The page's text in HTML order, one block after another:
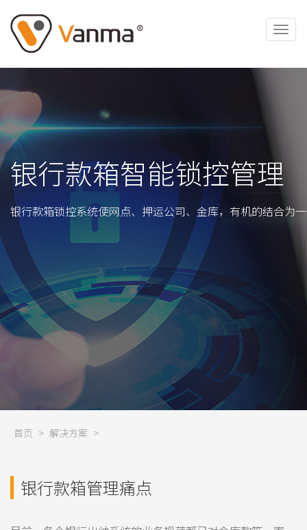
银行款箱智能锁控管理
银行款箱锁控系统使网点、押运公司、金库，有机的结合为
首页 > 解决方案 >
银行款箱管理痛点